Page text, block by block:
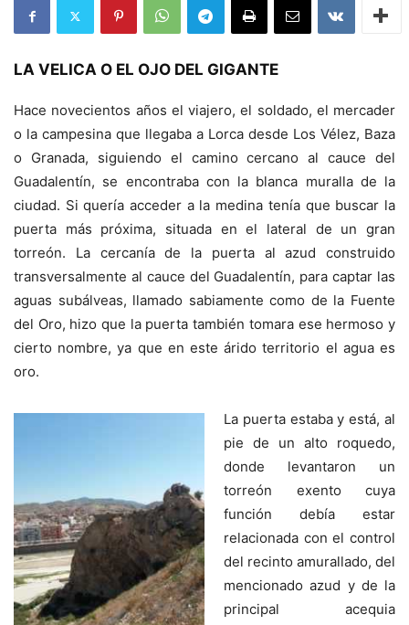
LA VELICA O EL OJO DEL GIGANTE
Hace novecientos años el viajero, el soldado, el mercader
o la campesina que llegaba a Lorca desde Los Vélez, Baza
o Granada, siguiendo el camino cercano al cauce del
Guadalentín, se encontraba con la blanca muralla de la
ciudad. Si quería acceder a la medina tenía que buscar la
puerta más próxima, situada en el lateral de un gran
torreón. La cercanía de la puerta al azud construido
transversalmente al cauce del Guadalentín, para captar las
aguas subálveas, llamado sabiamente como de la Fuente
del Oro, hizo que la puerta también tomara ese hermoso y
cierto nombre, ya que en este árido territorio el agua es
oro.
La puerta estaba y está, al
pie de un alto roquedo,
donde levantaron un
torreón exento cuya
función debía estar
relacionada con el control
del recinto amurallado, del
mencionado azud y de la
principal acequia